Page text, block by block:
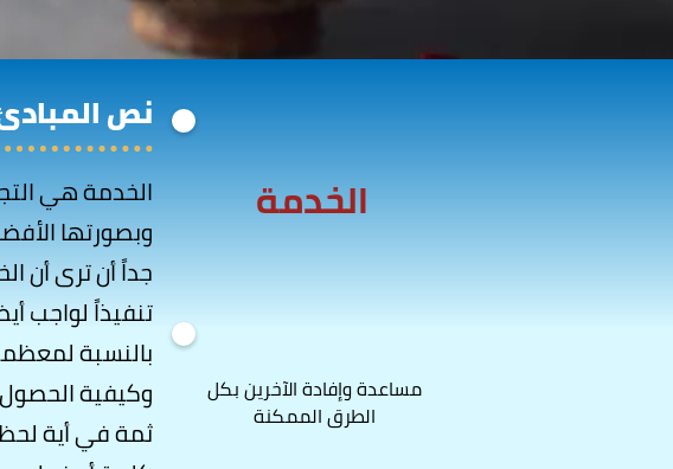
نص المبادئ
الخدمة هي
وبصورتها
جداً أن ترى أن
تنفيذاً لواجب
بالنسبة
وكيفية
ثمة في أية
الخدمة
مساعدة وإفادة الآخرين بكل
الطرق الممكنة